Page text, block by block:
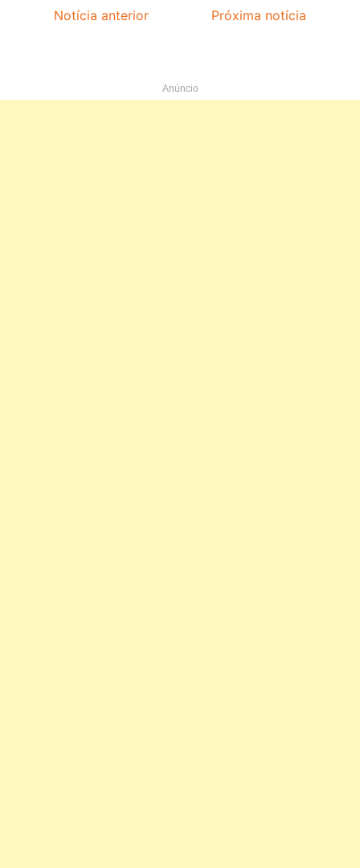
Notícia anterior Próxima notícia
Anúncio